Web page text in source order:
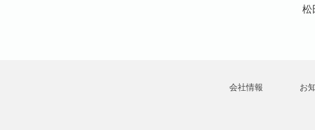
松
会社情報 お